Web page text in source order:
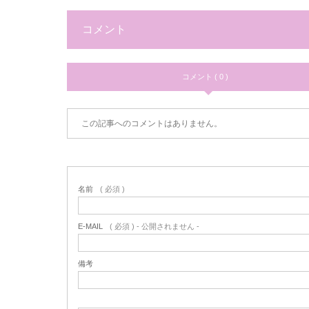
コメント
コメント ( 0 )
この記事へのコメントはありません。
名前 ( 必須 )
E-MAIL ( 必須 ) - 公開されません -
備考